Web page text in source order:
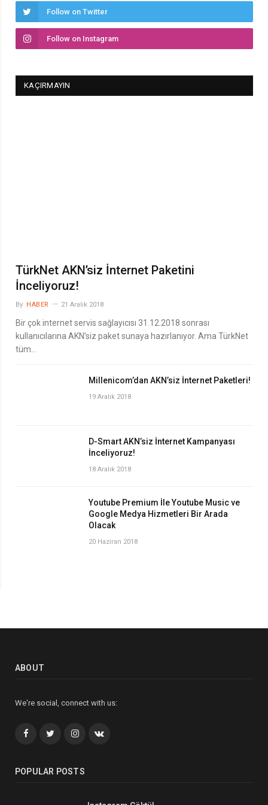
Follow on Twitter
Follow on Instagram
KAÇIRMAYIN
TürkNet AKN’siz İnternet Paketini
İnceliyoruz!
By HABER 21 Aralık 2018
Bir çok internet servis sağlayıcısı 31.12.2018 sonrası
kullanıcılarına AKN’siz paket sunaya hazırlanıyor. Ama TürkNet
tüm…
Millenicom’dan AKN’siz İnternet Paketleri!
19 Aralık 2018
D-Smart AKN’siz İnternet Kampanyası
İnceliyoruz!
18 Aralık 2018
Youtube Premium İle Youtube Music ve
Google Medya Hizmetleri Bir Arada
Olacak
20 Haziran 2018
ABOUT
We're social, connect with us:
FacebookTwitterİnstagram+
VK
POPULAR POSTS